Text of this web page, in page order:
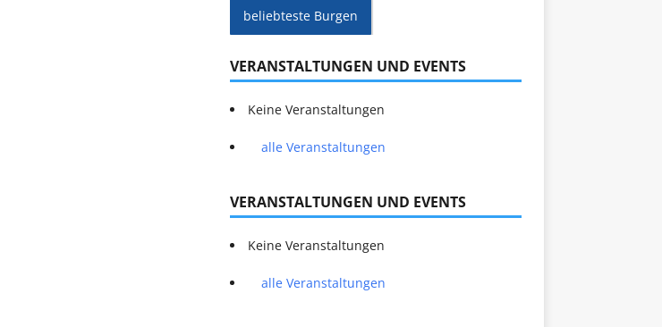
beliebteste Burgen
VERANSTALTUNGEN UND EVENTS
Keine Veranstaltungen
alle Veranstaltungen
VERANSTALTUNGEN UND EVENTS
Keine Veranstaltungen
alle Veranstaltungen